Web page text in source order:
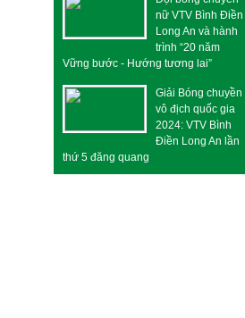
nữ VTV Bình Điền
Long An và hành
trình “20 năm
Vững bước - Hướng tương lai”
Giải Bóng chuyền
vô địch quốc gia
2024: VTV Bình
Điền Long An lần
thứ 5 đăng quang